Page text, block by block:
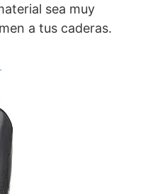
sea muy
a tus caderas.